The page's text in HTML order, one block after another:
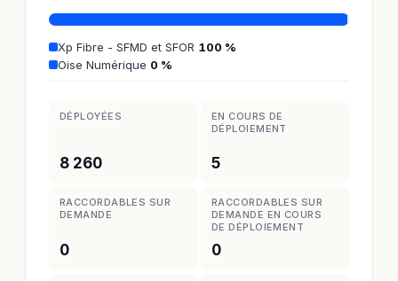
Xp Fibre - SFMD et SFOR 100 %
Oise Numérique 0 %
DÉPLOYÉES
8 260
EN COURS DE
DÉPLOIEMENT
5
RACCORDABLES SUR
DEMANDE
0
RACCORDABLES SUR
DEMANDE EN COURS
DE DÉPLOIEMENT
0